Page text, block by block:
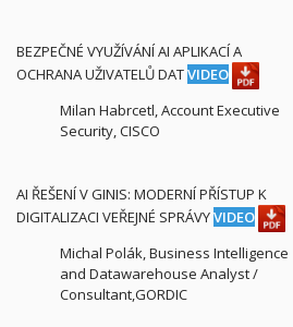
BEZPEČNÉ VYUŽÍVÁNÍ AI APLIKACÍ A
OCHRANA UŽIVATELŮ DATVIDEO
Milan Habrcetl, Account Executive
Security, CISCO
AI ŘEŠENÍ V GINIS: MODERNÍ PŘÍSTUP K
DIGITALIZACI VEŘEJNÉ SPRÁVYVIDEO
Michal Polák, Business Intelligence
and Datawarehouse Analyst /
Consultant,GORDIC